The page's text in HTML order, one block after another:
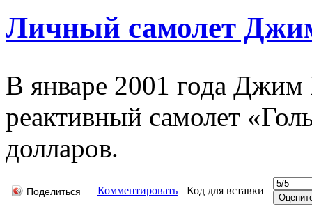
Личный самолет
В январе 2001 года
реактивный самолет
долларов.
Поделиться Комментировать Код для вставки